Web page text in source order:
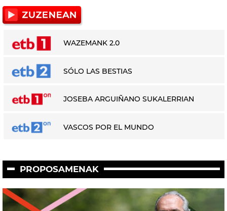
WAZEMANK 2.0
SÓLO LAS BESTIAS
JOSEBA ARGUIÑANO SUKALERRIAN
VASCOS POR EL MUNDO
PROPOSAMENAK